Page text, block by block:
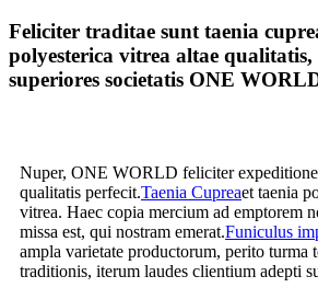
Feliciter traditae sunt taenia
polyesterica vitrea altae qualitatis,
superiores societatis ONE
Nuper, ONE WORLD feliciter
qualitatis perfecit.Taenia Cupreaet taenia
vitrea. Haec copia mercium ad emptorem
missa est, qui nostram emerat.Funiculus
ampla varietate productorum, perito turma
traditionis, iterum laudes clientium adepti